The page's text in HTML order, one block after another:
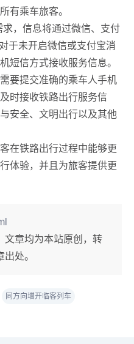
有乘车旅客。
，信息将通过微信、支付
于未开启微信或支付宝消
短信方式接收服务信息。
要提交准确的乘车人手机
时接收铁路出行服务信
安全、文明出行以及其他
在铁路出行过程中能够更
体验，并且为旅客提供更
文章均为本站原创，转
处。
同方向增开临客列车